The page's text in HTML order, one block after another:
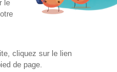
| CGU & mentions